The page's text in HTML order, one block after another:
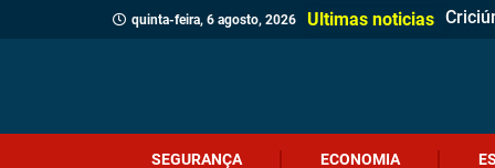
quinta-feira, 6 agosto, 2026 Ultimas noticias Dia
Içara
Idosa
PM
SEGURANÇA ECONOMIA